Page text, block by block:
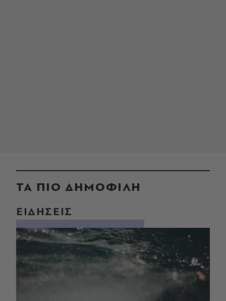
ΤΑ ΠΙΟ ΔΗΜΟΦΙΛΗ
ΕΙΔΗΣΕΙΣ